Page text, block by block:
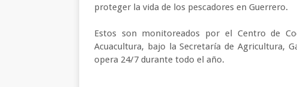
proteger la vida de los pescadores en Guerrero.
Estos son monitoreados por el Centro de
Acuacultura, bajo la Secretaría de Agricultura,
opera 24/7 durante todo el año.